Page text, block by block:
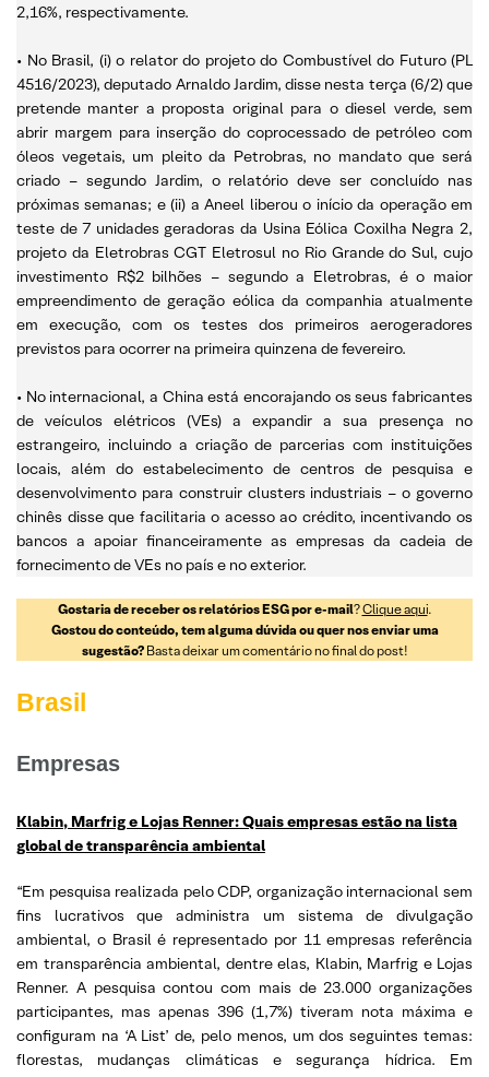
2,16%, respectivamente.
• No Brasil, (i) o relator do projeto do Combustível do Futuro (PL
4516/2023), deputado Arnaldo Jardim, disse nesta terça (6/2) que
pretende manter a proposta original para o diesel verde, sem
abrir margem para inserção do coprocessado de petróleo com
óleos vegetais, um pleito da Petrobras, no mandato que será
criado – segundo Jardim, o relatório deve ser concluído nas
próximas semanas; e (ii) a Aneel liberou o início da operação em
teste de 7 unidades geradoras da Usina Eólica Coxilha Negra 2,
projeto da Eletrobras CGT Eletrosul no Rio Grande do Sul, cujo
investimento R$2 bilhões – segundo a Eletrobras, é o maior
empreendimento de geração eólica da companhia atualmente
em execução, com os testes dos primeiros aerogeradores
previstos para ocorrer na primeira quinzena de fevereiro.
• No internacional, a China está encorajando os seus fabricantes
de veículos elétricos (VEs) a expandir a sua presença no
estrangeiro, incluindo a criação de parcerias com instituições
locais, além do estabelecimento de centros de pesquisa e
desenvolvimento para construir clusters industriais – o governo
chinês disse que facilitaria o acesso ao crédito, incentivando os
bancos a apoiar financeiramente as empresas da cadeia de
fornecimento de VEs no país e no exterior.
Gostaria de receber os relatórios ESG por e-mail?Clique aqui.
Gostou do conteúdo, tem alguma dúvida ou quer nos enviar uma
sugestão?Basta deixar um comentário no final do post!
Brasil
Empresas
Klabin, Marfrig e Lojas Renner: Quais empresas estão na lista
global de transparência ambiental
“Em pesquisa realizada pelo CDP, organização internacional sem
fins lucrativos que administra um sistema de divulgação
ambiental, o Brasil é representado por 11 empresas referência
em transparência ambiental, dentre elas, Klabin, Marfrig e Lojas
Renner. A pesquisa contou com mais de 23.000 organizações
participantes, mas apenas 396 (1,7%) tiveram nota máxima e
configuram na ‘A List’ de, pelo menos, um dos seguintes temas:
florestas, mudanças climáticas e segurança hídrica. Em